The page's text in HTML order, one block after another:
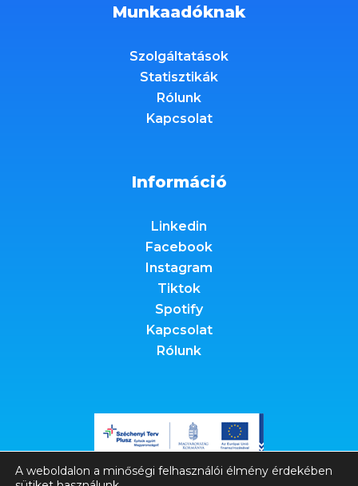
Munkaadóknak
Szolgáltatások
Statisztikák
Rólunk
Kapcsolat
Információ
Linkedin
Facebook
Instagram
Tiktok
Spotify
Kapcsolat
Rólunk
A weboldalon a minőségi felhasználói élmény érdekében